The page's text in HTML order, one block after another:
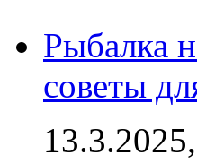
Рыбалка
советы